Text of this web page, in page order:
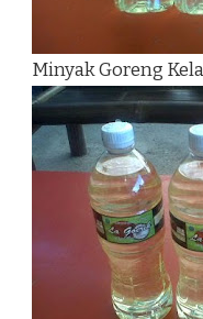
Minyak Goreng